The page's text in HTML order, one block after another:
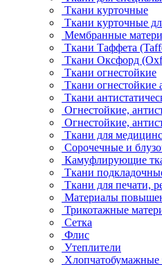
Ткани курточные
Ткани курточные
Мембранные
Ткани Таффета
Ткани Оксфорд
Ткани огнестойкие
Ткани огнестойкие
Ткани
Огнестойкие,
Огнестойкие,
Ткани для
Сорочечные и
Камуфлирующие
Ткани
Ткани для печати,
Материалы
Трикотажные
Сетка
Флис
Утеплители